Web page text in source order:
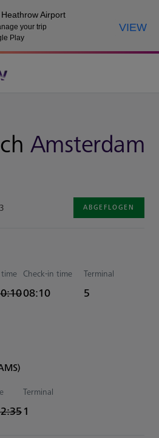
Airport
your trip
Play
VIEW
Amsterdam
ABGEFLOGEN
Uhrzeiten
Check-in time
08:10
Terminal
5
Uhrzeiten
Terminal
1